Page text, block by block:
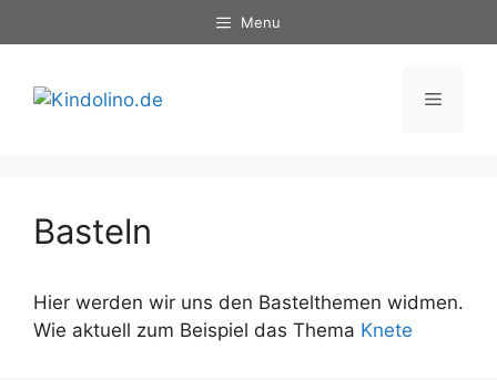
Inhalt
Menu
Menü
Basteln
Hier werden wir uns den Bastelthemen widmen.
Wie aktuell zum Beispiel das Thema Knete